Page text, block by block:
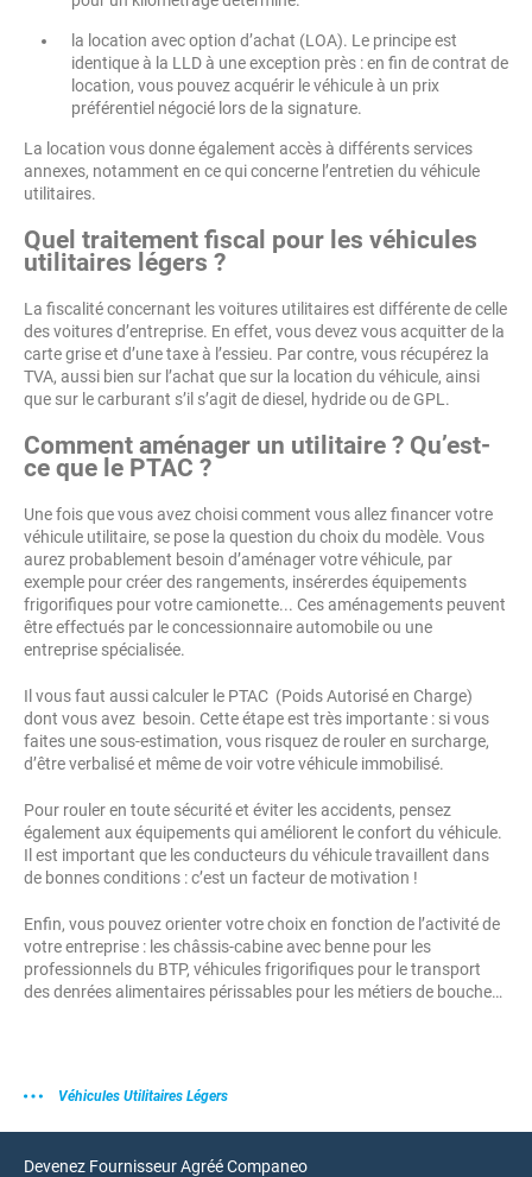
la location avec option d’achat (LOA). Le principe est
identique à la LLD à une exception près : en fin de contrat de
location, vous pouvez acquérir le véhicule à un prix
préférentiel négocié lors de la signature.
La location vous donne également accès à différents services
annexes, notamment en ce qui concerne l’entretien du véhicule
utilitaires.
Quel traitement fiscal pour les véhicules
utilitaires légers ?
La fiscalité concernant les voitures utilitaires est différente de celle
des voitures d’entreprise. En effet, vous devez vous acquitter de la
carte grise et d’une taxe à l’essieu. Par contre, vous récupérez la
TVA, aussi bien sur l’achat que sur la location du véhicule, ainsi
que sur le carburant s’il s’agit de diesel, hydride ou de GPL.
Comment aménager un utilitaire ? Qu’est-
ce que le PTAC ?
Une fois que vous avez choisi comment vous allez financer votre
véhicule utilitaire, se pose la question du choix du modèle. Vous
aurez probablement besoin d’aménager votre véhicule, par
exemple pour créer des rangements, insérerdes équipements
frigorifiques pour votre camionette... Ces aménagements peuvent
être effectués par le concessionnaire automobile ou une
entreprise spécialisée.
Il vous faut aussi calculer le PTAC (Poids Autorisé en Charge)
dont vous avez besoin. Cette étape est très importante : si vous
faites une sous-estimation, vous risquez de rouler en surcharge,
d’être verbalisé et même de voir votre véhicule immobilisé.
Pour rouler en toute sécurité et éviter les accidents, pensez
également aux équipements qui améliorent le confort du véhicule.
Il est important que les conducteurs du véhicule travaillent dans
de bonnes conditions : c’est un facteur de motivation !
Enfin, vous pouvez orienter votre choix en fonction de l’activité de
votre entreprise : les châssis-cabine avec benne pour les
professionnels du BTP, véhicules frigorifiques pour le transport
des denrées alimentaires périssables pour les métiers de bouche…
Véhicules Utilitaires Légers
Devenez Fournisseur Agréé Companeo